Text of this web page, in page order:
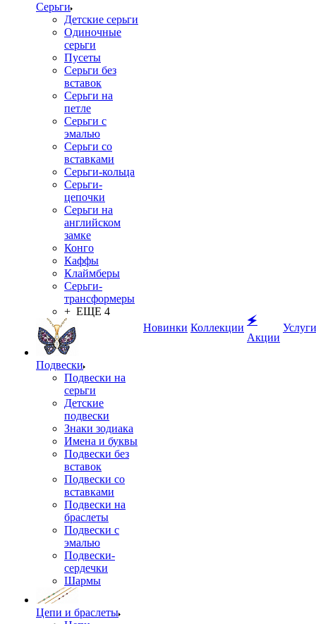
Серьги
Детские серьги
Одиночные
серьги
Пусеты
Серьги без
вставок
Серьги на
петле
Серьги с
эмалью
Серьги со
вставками
Серьги-кольца
Серьги-
цепочки
Серьги на
английском
замке
Конго
Каффы
Клаймберы
Серьги-
трансформеры
+ ЕЩЕ 4
Подвески
Подвески на
серьги
Детские
подвески
Знаки зодиака
Имена и буквы
Подвески без
вставок
Подвески со
вставками
Подвески на
браслеты
Подвески с
эмалью
Подвески-
сердечки
Шармы
Цепи и браслеты
Новинки Коллекции
🗲
Акции
Услуги